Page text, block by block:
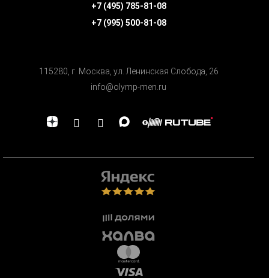
+7 (495) 785-81-08
+7 (995) 500-81-08
115280, г. Москва, ул. Ленинская Cлобода, 26
info@olymp-men.ru